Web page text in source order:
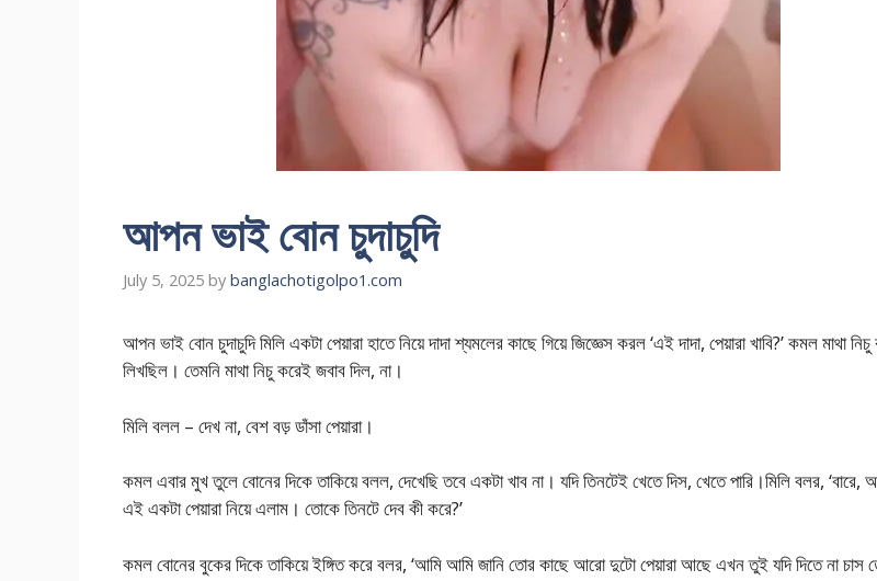
আপন ভাই বোন চুদাচুদি
July 5, 2025 by banglachotigolpo1.com
আপন ভাই বোন চুদাচুদি মিলি একটা পেয়ারা হাতে নিয়ে দাদা শ্যমলের কাছে গিয়ে জিজ্ঞেস করল ‘এই দাদা, পেয়ারা খাবি?’ কমল মাথা
লিখছিল। তেমনি মাথা নিচু করেই জবাব দিল, না।
মিলি বলল – দেখ না, বেশ বড় ডাঁসা পেয়ারা।
কমল এবার মুখ তুলে বোনের দিকে তাকিয়ে বলল, দেখেছি তবে একটা খাব না। যদি তিনটেই খেতে দিস, খেতে পারি।মিলি বলর, ‘বারে,
এই একটা পেয়ারা নিয়ে এলাম। তোকে তিনটে দেব কী করে?’
কমল বোনের বুকের দিকে তাকিয়ে ইঙ্গিত করে বলর, ‘আমি আমি জানি তোর কাছে আরো দুটো পেয়ারা আছে এখন তুই যদি দিতে না চাস